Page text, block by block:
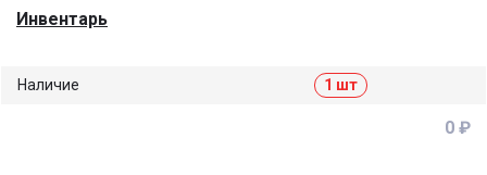
Инвентарь
Наличие 1 шт
0 ₽